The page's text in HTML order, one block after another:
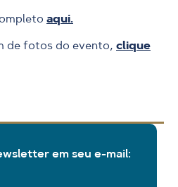
aqui.
de fotos do evento, clique
em seu e-mail: